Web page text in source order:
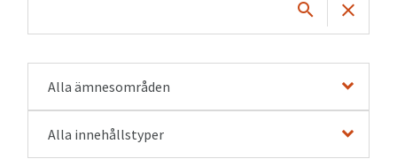
Alla ämnesområden
Alla innehållstyper